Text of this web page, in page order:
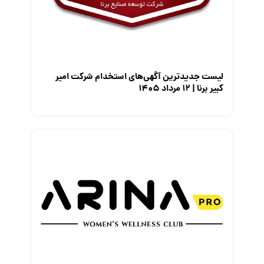
معرفی متخصصان منابع انسانی
لیست جدیدترین آگهی‌های استخدام شرکت امیر
کبیر برنا | ۱۲ مرداد ۱۴۰۵